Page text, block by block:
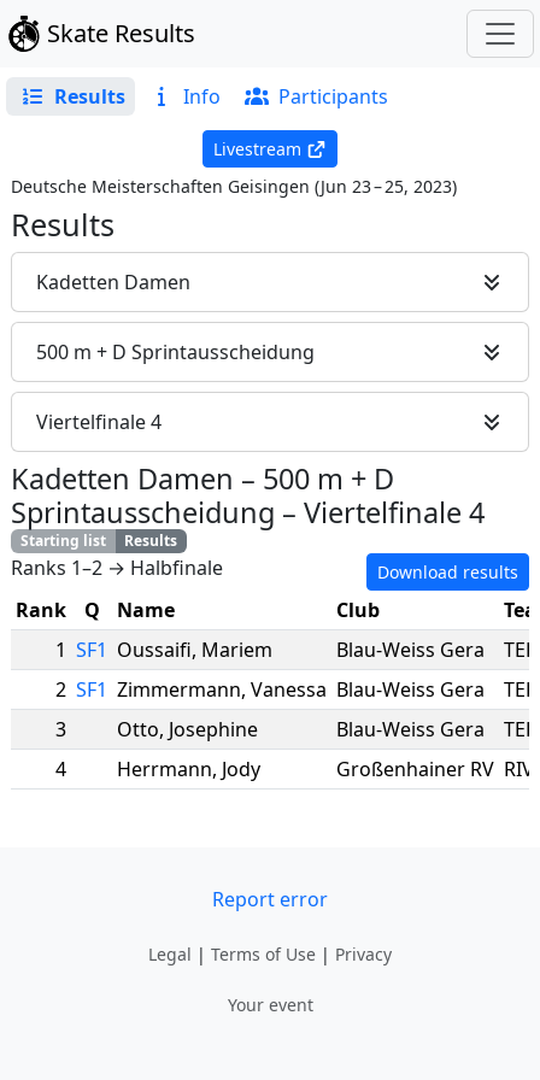
Skate Results
Results Info Participants
Livestream
Deutsche Meisterschaften Geisingen (Jun 23 – 25, 2023)
Results
Kadetten Damen
500 m + D Sprintausscheidung
Viertelfinale 4
Kadetten Damen – 500 m + D
Sprintausscheidung – Viertelfinale 4
Starting list Results
Ranks 1–2 → Halbfinale Download results
Rank Q Name Club
1 SF1 Oussaifi, Mariem Blau-Weiss Gera
2 SF1 Zimmermann, Vanessa Blau-Weiss Gera
3
Otto, Josephine Blau-Weiss Gera
4
Herrmann, Jody Großenhainer RV
Report error
Legal | Terms of Use | Privacy
Your event